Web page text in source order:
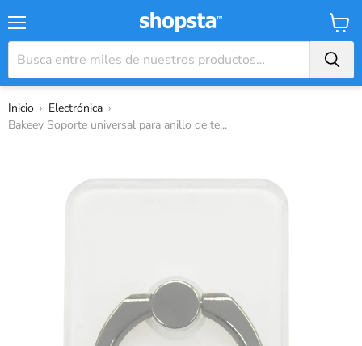
Carrito
Inicio › Electrónica ›
Bakeey Soporte universal para anillo de te...